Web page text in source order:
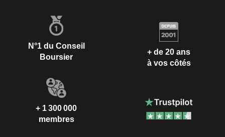
N°1 du Conseil
Boursier
+ de 20 ans
à vos côtés
+ 1 300 000
membres